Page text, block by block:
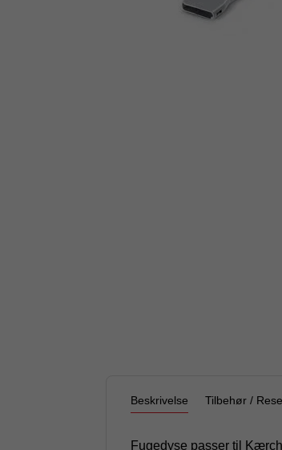
Beskrivelse Tilbehør /
Fugedyse passer til